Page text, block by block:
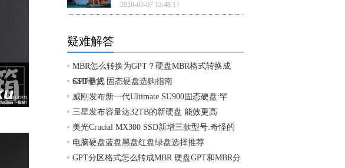
2020-03-07 12:48:17
疑难解答
MBR怎么转换为GPT？硬盘MBR格式转换成
GPT格式
SSD干货 固态硬盘选购指南
威刚发布新一代Ultimate SU900固态硬盘:罕
三星发布容量达32TB的新硬盘 能效更高
美光Crucial MX300 SSD新增三款型号:奇怪的
电脑硬盘蓝盘黑盘红盘绿盘选择推荐
GPT分区格式怎么转成MBR 硬盘GPT和MBR分